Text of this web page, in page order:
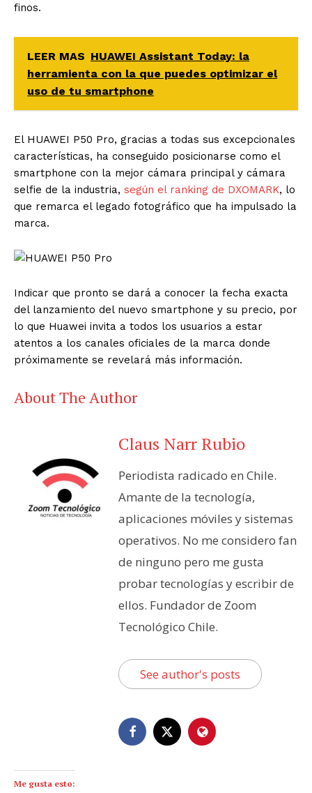
finos.
LEER MAS HUAWEI Assistant Today: la
herramienta con la que puedes optimizar el
uso de tu smartphone
El HUAWEI P50 Pro, gracias a todas sus excepcionales
características, ha conseguido posicionarse como el
smartphone con la mejor cámara principal y cámara
selfie de la industria, según el ranking de DXOMARK, lo
que remarca el legado fotográfico que ha impulsado la
marca.
Indicar que pronto se dará a conocer la fecha exacta
del lanzamiento del nuevo smartphone y su precio, por
lo que Huawei invita a todos los usuarios a estar
atentos a los canales oficiales de la marca donde
próximamente se revelará más información.
About The Author
Claus Narr Rubio
Periodista radicado en Chile.
Amante de la tecnología,
aplicaciones móviles y sistemas
operativos. No me considero fan
de ninguno pero me gusta
probar tecnologías y escribir de
ellos. Fundador de Zoom
Tecnológico Chile.
See author's posts
Me gusta esto: